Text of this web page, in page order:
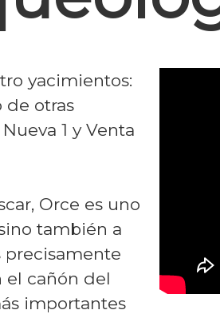
yacimientos:
de otras
1 y Venta
Orce es uno
también a
precisamente
el cañón del
importantes